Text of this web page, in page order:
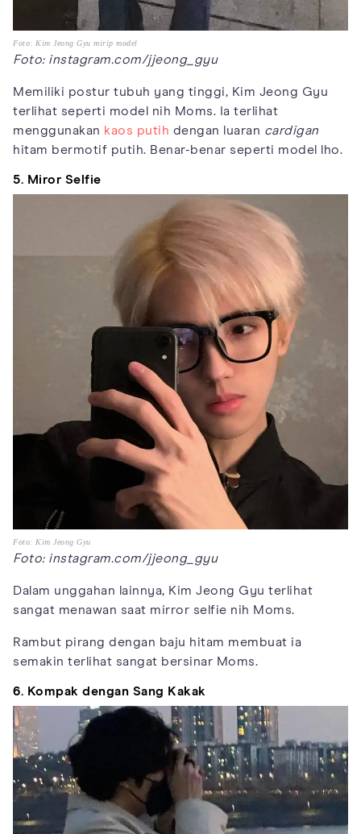
Foto: Kim Jeong Gyu mirip model
Foto: instagram.com/jjeong_gyu
Memiliki postur tubuh yang tinggi, Kim Jeong Gyu
terlihat seperti model nih Moms. Ia terlihat
menggunakan kaos putih dengan luaran cardigan
hitam bermotif putih. Benar-benar seperti model lho.
5. Miror Selfie
Foto: Kim Jeong Gyu
Foto: instagram.com/jjeong_gyu
Dalam unggahan lainnya, Kim Jeong Gyu terlihat
sangat menawan saat mirror selfie nih Moms.
Rambut pirang dengan baju hitam membuat ia
semakin terlihat sangat bersinar Moms.
6. Kompak dengan Sang Kakak